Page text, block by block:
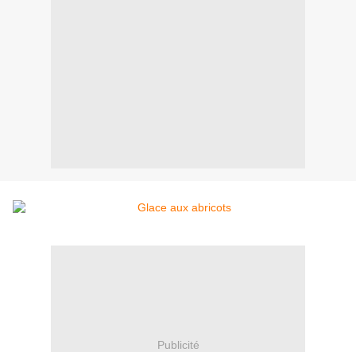
Publicité